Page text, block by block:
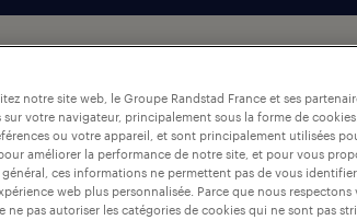
Bas-Rhin
durée du contrat niveau
notre site web, le Groupe Randstad France et ses
votre navigateur, principalement sous la forme de
ou votre appareil, et sont principalement utilisées
améliorer la performance de notre site, et pour vous
général, ces informations ne permettent pas de vous
web plus personnalisée. Parce que nous
ne pas autoriser les catégories de cookies qui ne sont pas